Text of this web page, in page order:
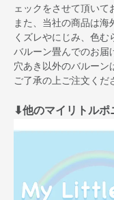
ェックをさせて頂いて
また、当社の商品は海
くズレやにじみ、色む
バルーン畳んでのお届
穴あき以外のバルーン
ご了承の上ご注文くだ
⬇︎他のマイリトルポ